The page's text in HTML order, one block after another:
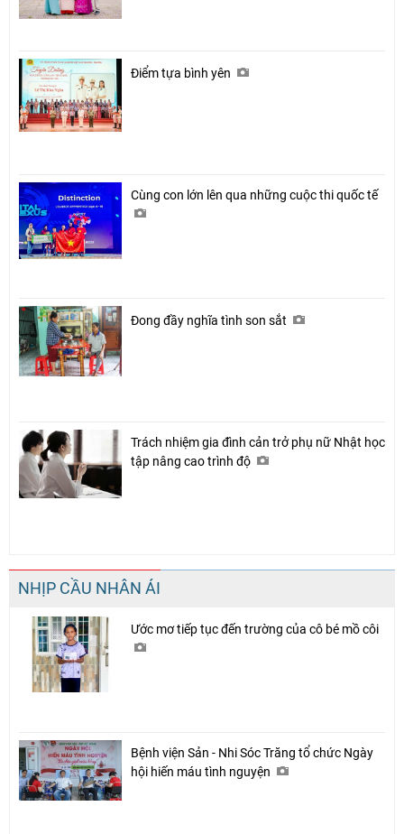
Điểm tựa bình yên
Cùng con lớn lên qua những cuộc thi quốc tế
Đong đầy nghĩa tình son sắt
Trách nhiệm gia đình cản trở phụ nữ Nhật học
tập nâng cao trình độ
NHỊP CẦU NHÂN ÁI
Ước mơ tiếp tục đến trường của cô bé mồ côi
Bệnh viện Sản - Nhi Sóc Trăng tổ chức Ngày
hội hiến máu tình nguyện